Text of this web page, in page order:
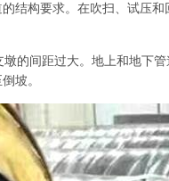
结构要求。在吹扫、试压
墩的间距过大。地上和地下
坡。